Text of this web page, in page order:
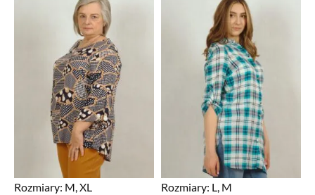
Rozmiary: M, XL
Rozmiary: L, M